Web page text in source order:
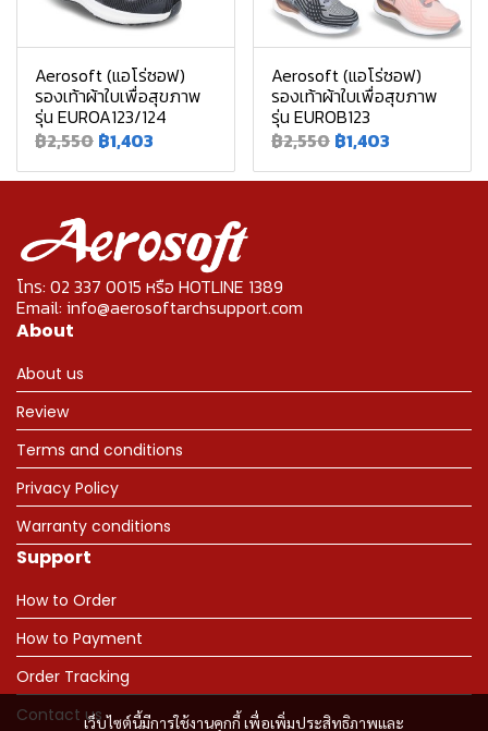
Aerosoft (แอโร่ซอฟ)
รองเท้าผ้าใบเพื่อสุขภาพ
รุ่น EUROA123/124
฿2,550 ฿1,403
Aerosoft (แอโร่ซอฟ)
รองเท้าผ้าใบเพื่อสุขภาพ
รุ่น EUROB123
฿2,550 ฿1,403
เว็บไซต์นี้มีการใช้งานคุกกี้ เพื่อเพิ่มประสิทธิภาพและ
โทร: 02 337 0015 หรือ HOTLINE 1389
Email: info@aerosoftarchsupport.com
About
About us
Review
Terms and conditions
Privacy Policy
Warranty conditions
Support
How to Order
How to Payment
Order Tracking
Contact us